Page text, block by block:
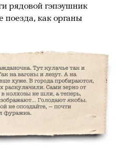
рядовой гэпэушник
поезда, как органы